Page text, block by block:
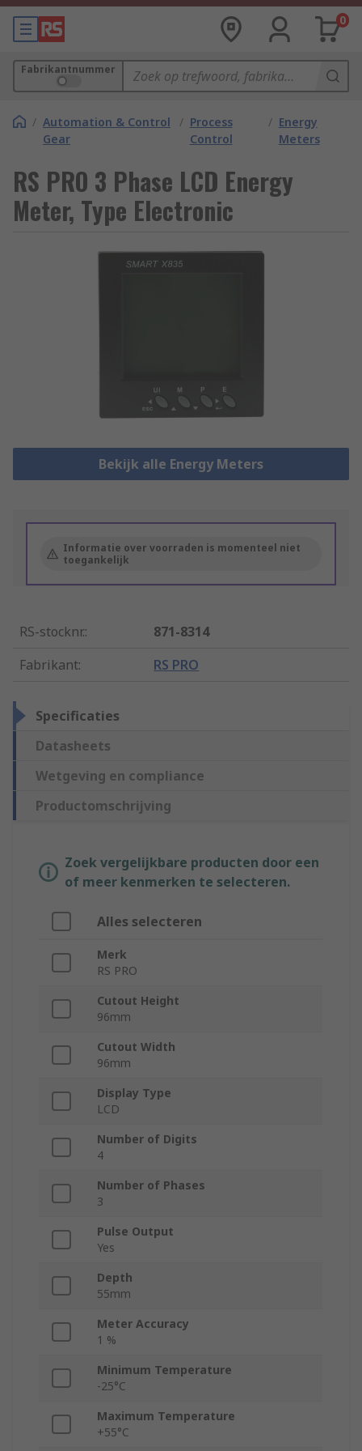
0
Fabrikantnummer
/ Automation & Control
Gear
/ Process
Control
/ Energy
Meters
RS PRO 3 Phase LCD Energy
Meter, Type Electronic
Bekijk alle Energy Meters
Informatie over voorraden is momenteel niet
toegankelijk
RS-stocknr.:
871-8314
Fabrikant: RS PRO
Specificaties
Datasheets
Wetgeving en compliance
Productomschrijving
Zoek vergelijkbare producten door een
of meer kenmerken te selecteren.
Alles selecteren
Merk
RS PRO
Cutout Height
96mm
Cutout Width
96mm
Display Type
LCD
Number of Digits
4
Number of Phases
3
Pulse Output
Yes
Depth
55mm
Meter Accuracy
1 %
Minimum Temperature
-25°C
Maximum Temperature
+55°C